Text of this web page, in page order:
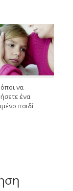
να
ένα
παιδί